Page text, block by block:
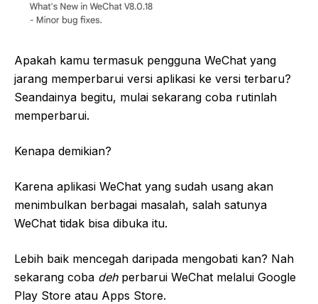
Apakah kamu termasuk pengguna WeChat yang
jarang memperbarui versi aplikasi ke versi terbaru?
Seandainya begitu, mulai sekarang coba rutinlah
memperbarui.
Kenapa demikian?
Karena aplikasi WeChat yang sudah usang akan
menimbulkan berbagai masalah, salah satunya
WeChat tidak bisa dibuka itu.
Lebih baik mencegah daripada mengobati kan? Nah
sekarang coba dehperbarui WeChat melalui Google
Play Store atau Apps Store.